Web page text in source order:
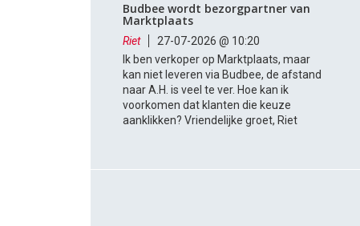
Budbee wordt bezorgpartner van
Marktplaats
Riet
27-07-2026 @ 10:20
Ik ben verkoper op Marktplaats, maar
kan niet leveren via Budbee, de afstand
naar A.H. is veel te ver. Hoe kan ik
voorkomen dat klanten die keuze
aanklikken? Vriendelijke groet, Riet